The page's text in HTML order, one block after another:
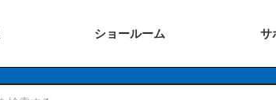
ショールーム サ